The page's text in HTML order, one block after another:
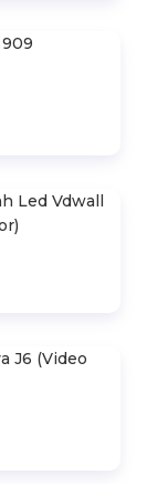
Led Vdwall
J6 (Video